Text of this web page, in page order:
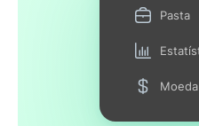
Pasta
Moeda